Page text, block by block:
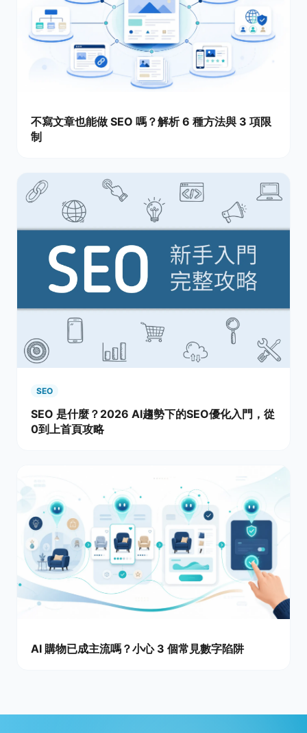
不寫文章也能做 SEO 嗎？解析 6 種方法與 3 項限
制
SEO
SEO 是什麼？2026 AI趨勢下的SEO優化入門，從
0到上首頁攻略
AI 購物已成主流嗎？小心 3 個常見數字陷阱